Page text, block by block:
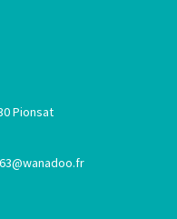
Pionsat